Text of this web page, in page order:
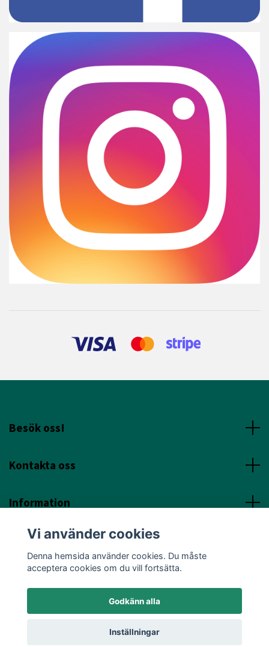
Besök oss!
Kontakta oss
Information
Sociala Media
© 2026 Annicas Handelsträdgård
Vi använder cookies
Denna hemsida använder cookies. Du måste
acceptera cookies om du vill fortsätta.
Godkänn alla
Inställningar